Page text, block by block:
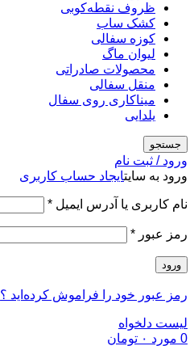
ظروف نقطه‌کوبی
کشک ساب
کوزه سفالی
لیوان ماگ
محصولات صادراتی
منقل سفالی
میناکاری روی سفال
یلدایی
جستجو
ورود / ثبت نام
ورود به سایتایجاد حساب کاربری
نام کاربری یا آدرس ایمیل *الزامی
رمز عبور *الزامی
ورود
رمز عبور خود را فراموش کرده‌اید ؟
لیست دلخواه
0 مورد ۰ تومان